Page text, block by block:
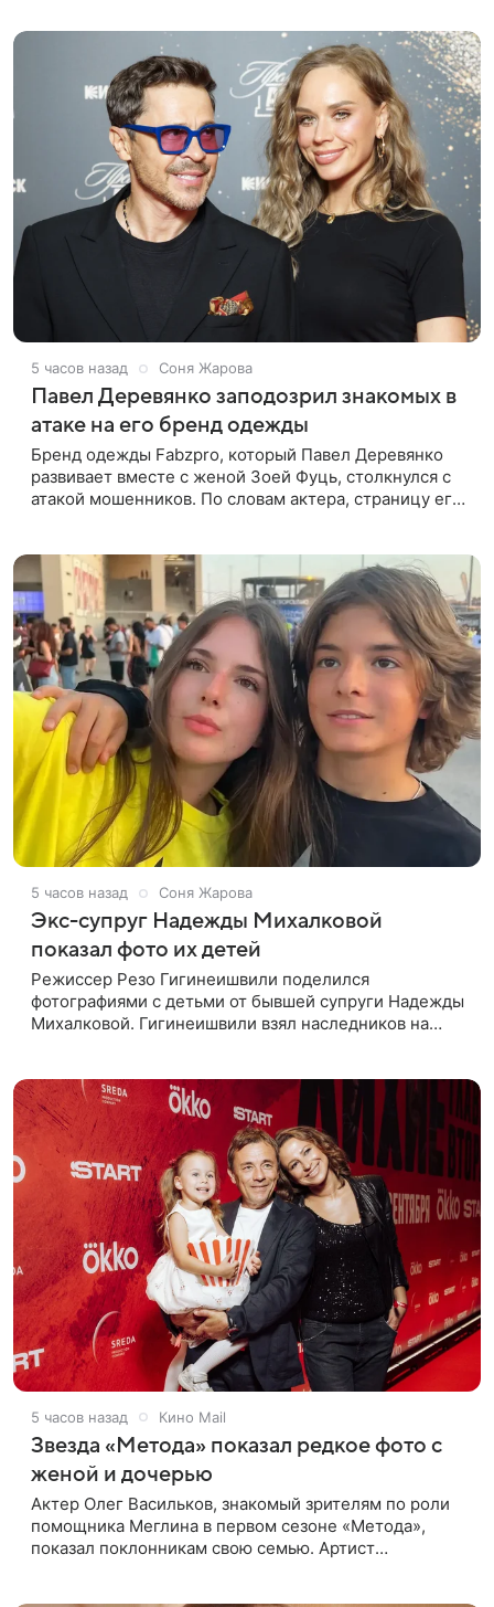
5 часов назад Соня Жарова
Павел Деревянко заподозрил знакомых в
атаке на его бренд одежды
Бренд одежды Fabzpro, который Павел Деревянко
развивает вместе с женой Зоей Фуць, столкнулся с
атакой мошенников. По словам актера, страницу его
5 часов назад Соня Жарова
Экс-супруг Надежды Михалковой
показал фото их детей
Режиссер Резо Гигинеишвили поделился
фотографиями с детьми от бывшей супруги Надежды
Михалковой. Гигинеишвили взял наследников на
5 часов назад Кино Mail
Звезда «Метода» показал редкое фото с
женой и дочерью
Актер Олег Васильков, знакомый зрителям по роли
помощника Меглина в первом сезоне «Метода»,
показал поклонникам свою семью. Артист